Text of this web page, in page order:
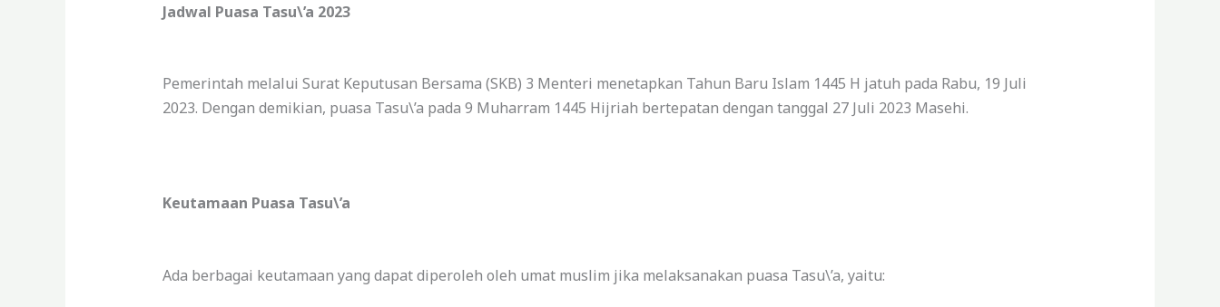
Jadwal Puasa Tasu\’a 2023
Pemerintah melalui Surat Keputusan Bersama (SKB) 3 Menteri menetapkan Tahun Baru Islam 1445 H jatuh pada Rabu, 19 Juli
2023. Dengan demikian, puasa Tasu\’a pada 9 Muharram 1445 Hijriah bertepatan dengan tanggal 27 Juli 2023 Masehi.
Keutamaan Puasa Tasu\’a
Ada berbagai keutamaan yang dapat diperoleh oleh umat muslim jika melaksanakan puasa Tasu\’a, yaitu: